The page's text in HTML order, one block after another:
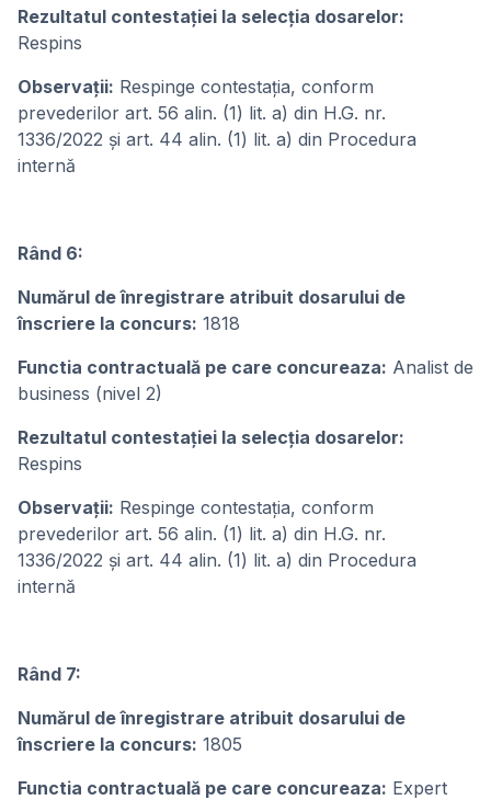
Rezultatul contestației la selecția dosarelor:
Respins
Observații: Respinge contestația, conform
prevederilor art. 56 alin. (1) lit. a) din H.G. nr.
1336/2022 și art. 44 alin. (1) lit. a) din Procedura
internă
Rând 6:
Numărul de înregistrare atribuit dosarului de
înscriere la concurs: 1818
Functia contractuală pe care concureaza: Analist de
business (nivel 2)
Rezultatul contestației la selecția dosarelor:
Respins
Observații: Respinge contestația, conform
prevederilor art. 56 alin. (1) lit. a) din H.G. nr.
1336/2022 și art. 44 alin. (1) lit. a) din Procedura
internă
Rând 7:
Numărul de înregistrare atribuit dosarului de
înscriere la concurs: 1805
Functia contractuală pe care concureaza: Expert